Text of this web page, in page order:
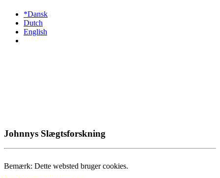
*Dansk
Dutch
English
Johnnys Slægtsforskning
Bemærk: Dette websted bruger cookies.